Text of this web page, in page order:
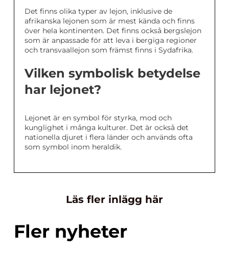
Det finns olika typer av lejon, inklusive de
afrikanska lejonen som är mest kända och finns
över hela kontinenten. Det finns också bergslejon
som är anpassade för att leva i bergiga regioner
och transvaallejon som främst finns i Sydafrika.
Vilken symbolisk betydelse
har lejonet?
Lejonet är en symbol för styrka, mod och
kunglighet i många kulturer. Det är också det
nationella djuret i flera länder och används ofta
som symbol inom heraldik.
Läs fler inlägg här
Fler nyheter